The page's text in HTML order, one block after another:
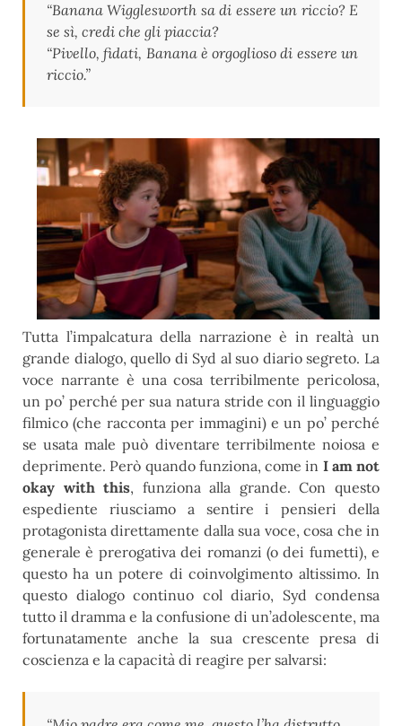
“Banana Wigglesworth sa di essere un riccio? E
se sì, credi che gli piaccia?
“Pivello, fidati, Banana è orgoglioso di essere un
riccio.”
Tutta l’impalcatura della narrazione è in realtà un
grande dialogo, quello di Syd al suo diario segreto. La
voce narrante è una cosa terribilmente pericolosa,
un po’ perché per sua natura stride con il linguaggio
filmico (che racconta per immagini) e un po’ perché
se usata male può diventare terribilmente noiosa e
deprimente. Però quando funziona, come in I am not
okay with this, funziona alla grande. Con questo
espediente riusciamo a sentire i pensieri della
protagonista direttamente dalla sua voce, cosa che in
generale è prerogativa dei romanzi (o dei fumetti), e
questo ha un potere di coinvolgimento altissimo. In
questo dialogo continuo col diario, Syd condensa
tutto il dramma e la confusione di un’adolescente, ma
fortunatamente anche la sua crescente presa di
coscienza e la capacità di reagire per salvarsi: